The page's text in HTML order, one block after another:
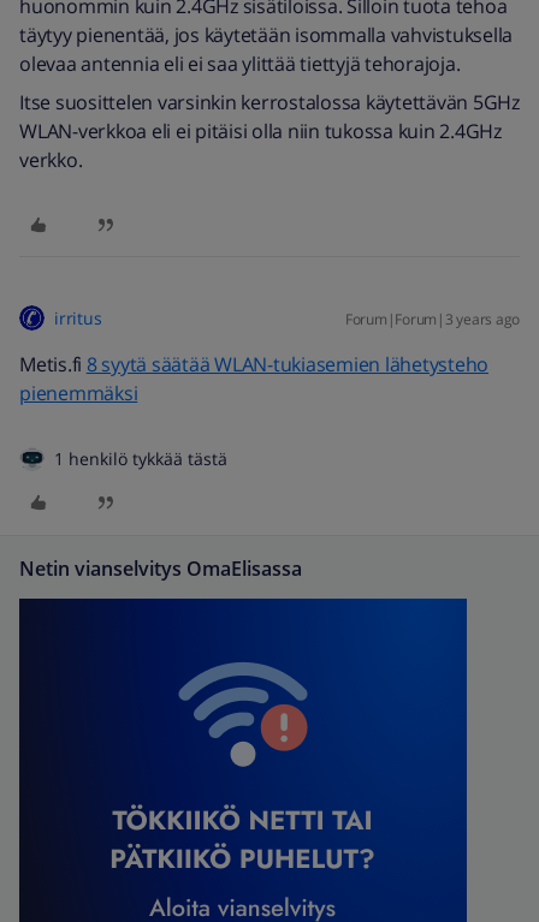
huonommin kuin 2.4GHz sisätiloissa. Silloin tuota tehoa
täytyy pienentää, jos käytetään isommalla vahvistuksella
olevaa antennia eli ei saa ylittää tiettyjä tehorajoja.
Itse suosittelen varsinkin kerrostalossa käytettävän 5GHz
WLAN-verkkoa eli ei pitäisi olla niin tukossa kuin 2.4GHz
verkko.
irritus Forum|Forum|3 years ago
Metis.fi 8 syytä säätää WLAN-tukiasemien lähetysteho
pienemmäksi
1 henkilö tykkää tästä
Netin vianselvitys OmaElisassa